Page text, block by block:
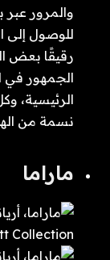
والمرور عبر
للوصول إلى
رقيقًا بعض
الجمهور في
الرئيسية،
نسمة من
ماراما